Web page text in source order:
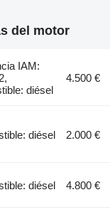
del motor
IAM:
diésel
4.500 €
diésel 2.000 €
diésel 4.800 €